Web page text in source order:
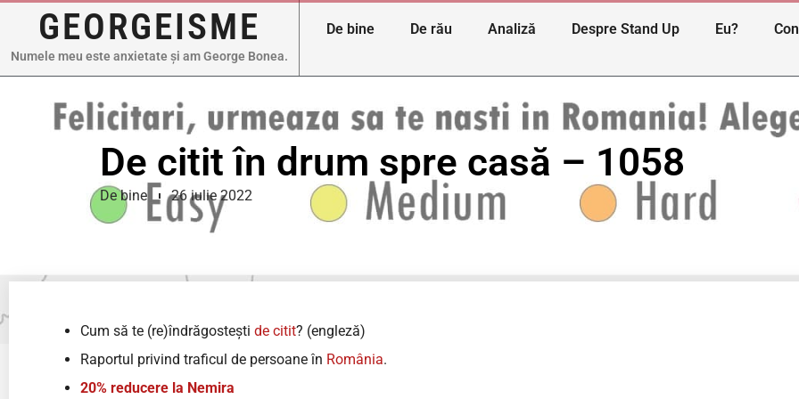
GEORGEISME
Numele meu este anxietate și am George Bonea.
De bine De rău Analiză Despre Stand Up Eu?
De citit în drum spre casă – 1058
De bine 26 iulie 2022
Cum să te (re)îndrăgostești de citit? (engleză)
Raportul privind traficul de persoane în România.
20% reducere la Nemira